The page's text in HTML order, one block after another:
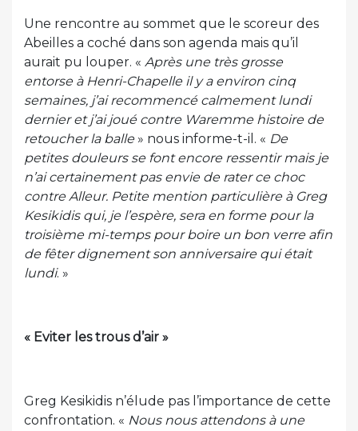
Une rencontre au sommet que le scoreur des
Abeilles a coché dans son agenda mais qu’il
aurait pu louper. « Après une très grosse
entorse à Henri-Chapelle il y a environ cinq
semaines, j’ai recommencé calmement lundi
dernier et j’ai joué contre Waremme histoire de
retoucher la balle» nous informe-t-il. « De
petites douleurs se font encore ressentir mais je
n’ai certainement pas envie de rater ce choc
contre Alleur. Petite mention particulière à Greg
Kesikidis qui, je l’espère, sera en forme pour la
troisième mi-temps pour boire un bon verre afin
de fêter dignement son anniversaire qui était
lundi. »
« Eviter les trous d’air »
Greg Kesikidis n’élude pas l’importance de cette
confrontation. « Nous nous attendons à une